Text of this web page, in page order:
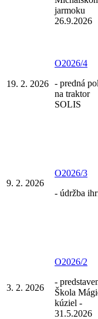
jarmoku
26.9.2026
19. 2. 2026
O2026/4
- predná
na traktor
SOLIS
9. 2. 2026
O2026/3
- údržba
3. 2. 2026
O2026/2
-
Škola
kúziel -
31.5.2026